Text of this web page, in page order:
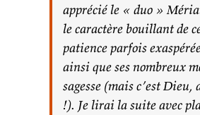
apprécié le « duo »
le caractère bouillant de
patience parfois
ainsi que ses nombreux
sagesse (mais c’est Dieu,
!). Je lirai la suite avec